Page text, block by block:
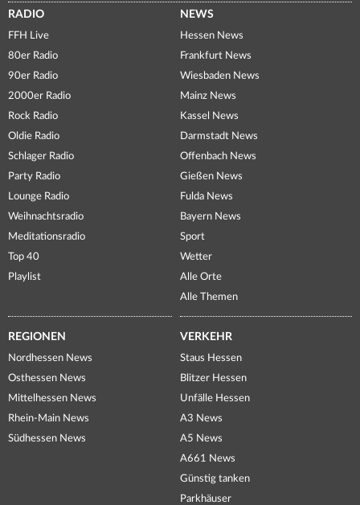
RADIO
FFH Live
80er Radio
90er Radio
2000er Radio
Rock Radio
Oldie Radio
Schlager Radio
Party Radio
Lounge Radio
Weihnachtsradio
Meditationsradio
Top 40
Playlist
NEWS
Hessen News
Frankfurt News
Wiesbaden News
Mainz News
Kassel News
Darmstadt News
Offenbach News
Gießen News
Fulda News
Bayern News
Sport
Wetter
Alle Orte
Alle Themen
REGIONEN
Nordhessen News
Osthessen News
Mittelhessen News
Rhein-Main News
Südhessen News
VERKEHR
Staus Hessen
Blitzer Hessen
Unfälle Hessen
A3 News
A5 News
A661 News
Günstig tanken
Parkhäuser